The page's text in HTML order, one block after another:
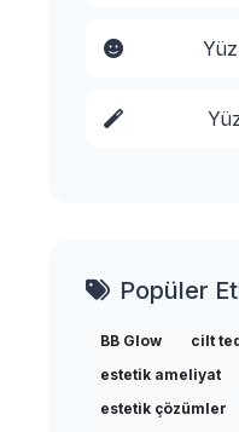
Popüler
BB Glow cilt
estetik ameliyat
estetik çözümler